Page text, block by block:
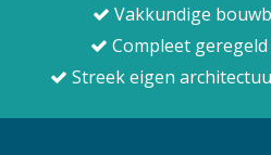
Vakkundige
Compleet
Streek eigen